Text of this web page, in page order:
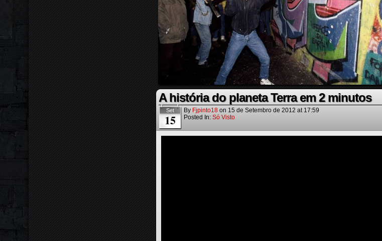
A história do planeta Terra em 2 minutos
Set
15
By Fjpinto18 on 15 de Setembro de 2012 at 17:59
Posted In: Só Visto